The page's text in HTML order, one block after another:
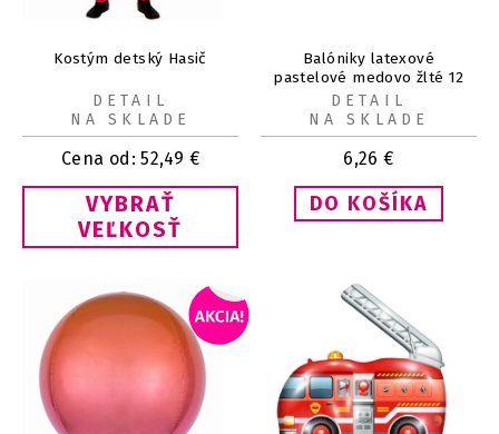
Kostým detský Hasič
Cena od:52,49 €
VYBRAŤ
VEĽKOSŤ
DETAIL
NA SKLADE
Balóniky latexové
pastelové medovo žlté 12
cm, 100 ks
6,26 €
DETAIL
NA SKLADE